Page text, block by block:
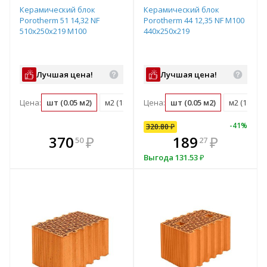
Керамический блок
Porotherm 51 14,32 NF
510х250х219 М100
Лучшая цена!
Цена: шт (0.05 м2) м2 (18.3 шт) м3 (35.8 шт) поддон (50
37050 ₽
В комплекте
всегда выгоднее!
Керамический блок
Porotherm 44 12,35 NF М100
440x250x219
Лучшая цена!
Цена: шт (0.05 м2) м2 (18.3
32080
320.80₽ -41%
189 27 ₽
Выгода 131.53₽